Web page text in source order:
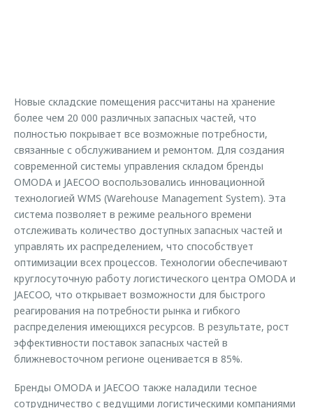
Новые складские помещения рассчитаны на хранение
более чем 20 000 различных запасных частей, что
полностью покрывает все возможные потребности,
связанные с обслуживанием и ремонтом. Для создания
современной системы управления складом бренды
OMODA и JAECOO воспользовались инновационной
технологией WMS (Warehouse Management System). Эта
система позволяет в режиме реального времени
отслеживать количество доступных запасных частей и
управлять их распределением, что способствует
оптимизации всех процессов. Технологии обеспечивают
круглосуточную работу логистического центра OMODA и
JAECOO, что открывает возможности для быстрого
реагирования на потребности рынка и гибкого
распределения имеющихся ресурсов. В результате, рост
эффективности поставок запасных частей в
ближневосточном регионе оценивается в 85%.
Бренды OMODA и JAECOO также наладили тесное
сотрудничество с ведущими логистическими компаниями